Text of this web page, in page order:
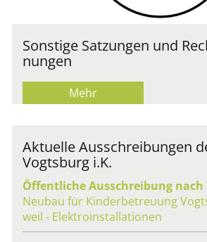
Sons­ti­ge Sat­zun­gen und
nun­gen
Mehr
Ak­tu­el­le Aus­schrei­bun­gen
Vogts­burg i.K.
Öf­fent­li­che Aus­schrei­bung nach
Neu­bau für Kin­der­be­treu­ung
weil - Elek­tro­in­stal­la­tio­nen